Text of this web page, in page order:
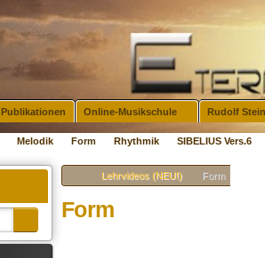
Publikationen Online-Musikschule Rudolf
Melodik Form Rhythmik SIBELIUS Vers.6
Lehrvideos (NEU!) Form
Form